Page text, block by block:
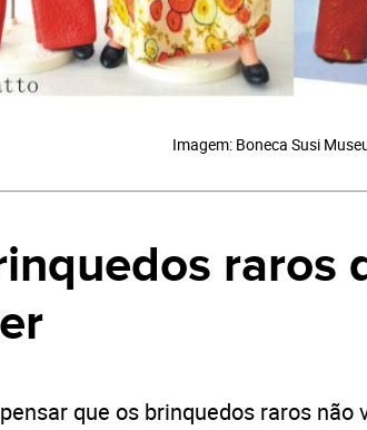
Imagem: Boneca Susi
raros
que os brinquedos raros não